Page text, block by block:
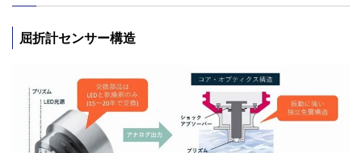
屈折計センサー構造